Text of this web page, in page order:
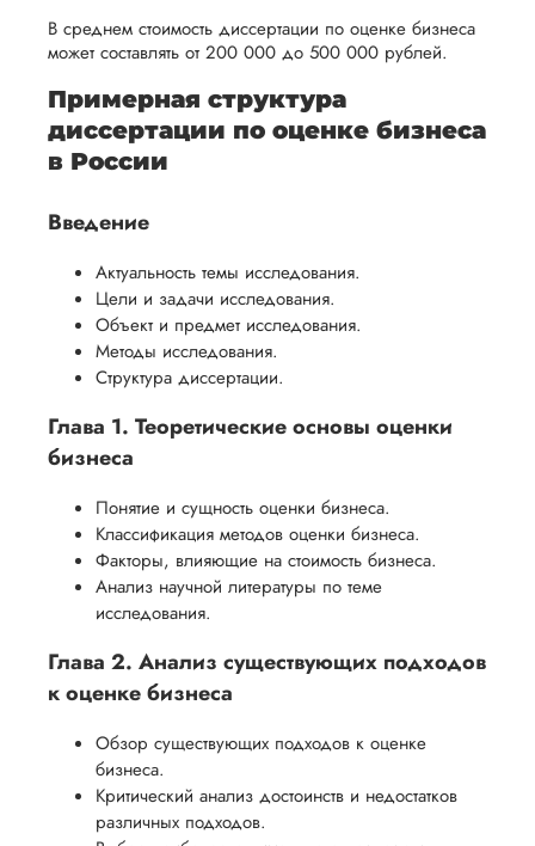
пройти
процесс
научной
работы.
после
запроса
на
возврат.
В среднем стоимость диссертации по оценке бизнеса
может составлять от 200 000 до 500 000 рублей.
Примерная структура
диссертации по оценке бизнеса
в России
Введение
Актуальность темы исследования.
Цели и задачи исследования.
Объект и предмет исследования.
Методы исследования.
Структура диссертации.
Глава 1. Теоретические основы оценки
бизнеса
Понятие и сущность оценки бизнеса.
Классификация методов оценки бизнеса.
Факторы, влияющие на стоимость бизнеса.
Анализ научной литературы по теме
исследования.
Глава 2. Анализ существующих подходов
к оценке бизнеса
Обзор существующих подходов к оценке
бизнеса.
Критический анализ достоинств и недостатков
различных подходов.